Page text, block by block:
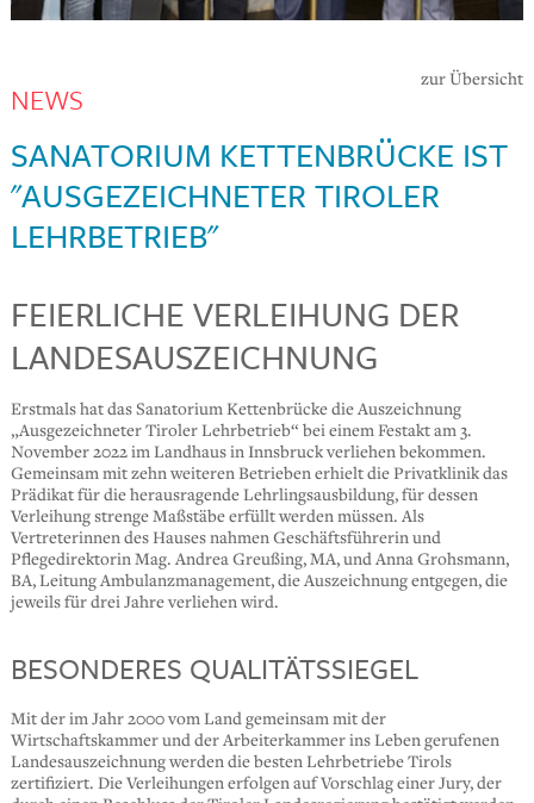
zur Übersicht
NEWS
SANATORIUM KETTENBRÜCKE IST
"AUSGEZEICHNETER TIROLER
LEHRBETRIEB"
FEIERLICHE VERLEIHUNG DER
LANDESAUSZEICHNUNG
Erstmals hat das Sanatorium Kettenbrücke die Auszeichnung
„Ausgezeichneter Tiroler Lehrbetrieb“ bei einem Festakt am 3.
November 2022 im Landhaus in Innsbruck verliehen bekommen.
Gemeinsam mit zehn weiteren Betrieben erhielt die Privatklinik das
Prädikat für die herausragende Lehrlingsausbildung, für dessen
Verleihung strenge Maßstäbe erfüllt werden müssen. Als
Vertreterinnen des Hauses nahmen Geschäftsführerin und
Pflegedirektorin Mag. Andrea Greußing, MA, und Anna Grohsmann,
BA, Leitung Ambulanzmanagement, die Auszeichnung entgegen, die
jeweils für drei Jahre verliehen wird.
BESONDERES QUALITÄTSSIEGEL
Mit der im Jahr 2000 vom Land gemeinsam mit der
Wirtschaftskammer und der Arbeiterkammer ins Leben gerufenen
Landesauszeichnung werden die besten Lehrbetriebe Tirols
zertifiziert. Die Verleihungen erfolgen auf Vorschlag einer Jury, der